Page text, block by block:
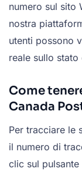
numero sul sito
nostra
utenti possono
reale sullo
Come
Canada
Per tracciare le
il numero di
clic sul